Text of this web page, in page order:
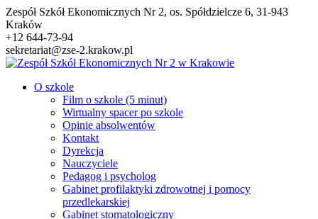
Przejdź
do
treści
Zespół Szkół Ekonomicznych Nr 2, os. Spółdzielcze 6, 31-943
Kraków
+12 644-73-94
sekretariat@zse-2.krakow.pl
O szkole
Film o szkole (5 minut)
Wirtualny spacer po szkole
Opinie absolwentów
Kontakt
Dyrekcja
Nauczyciele
Pedagog i psycholog
Gabinet profilaktyki zdrowotnej i pomocy
przedlekarskiej
Gabinet stomatologiczny